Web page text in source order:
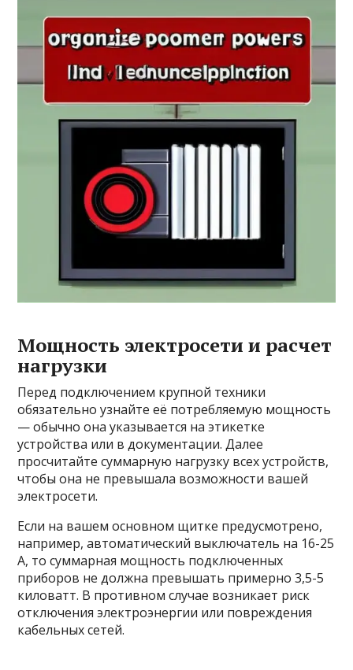
Мощность электросети и расчет
нагрузки
Перед подключением крупной техники
обязательно узнайте её потребляемую мощность
— обычно она указывается на этикетке
устройства или в документации. Далее
просчитайте суммарную нагрузку всех устройств,
чтобы она не превышала возможности вашей
электросети.
Если на вашем основном щитке предусмотрено,
например, автоматический выключатель на 16-25
А, то суммарная мощность подключенных
приборов не должна превышать примерно 3,5-5
киловатт. В противном случае возникает риск
отключения электроэнергии или повреждения
кабельных сетей.